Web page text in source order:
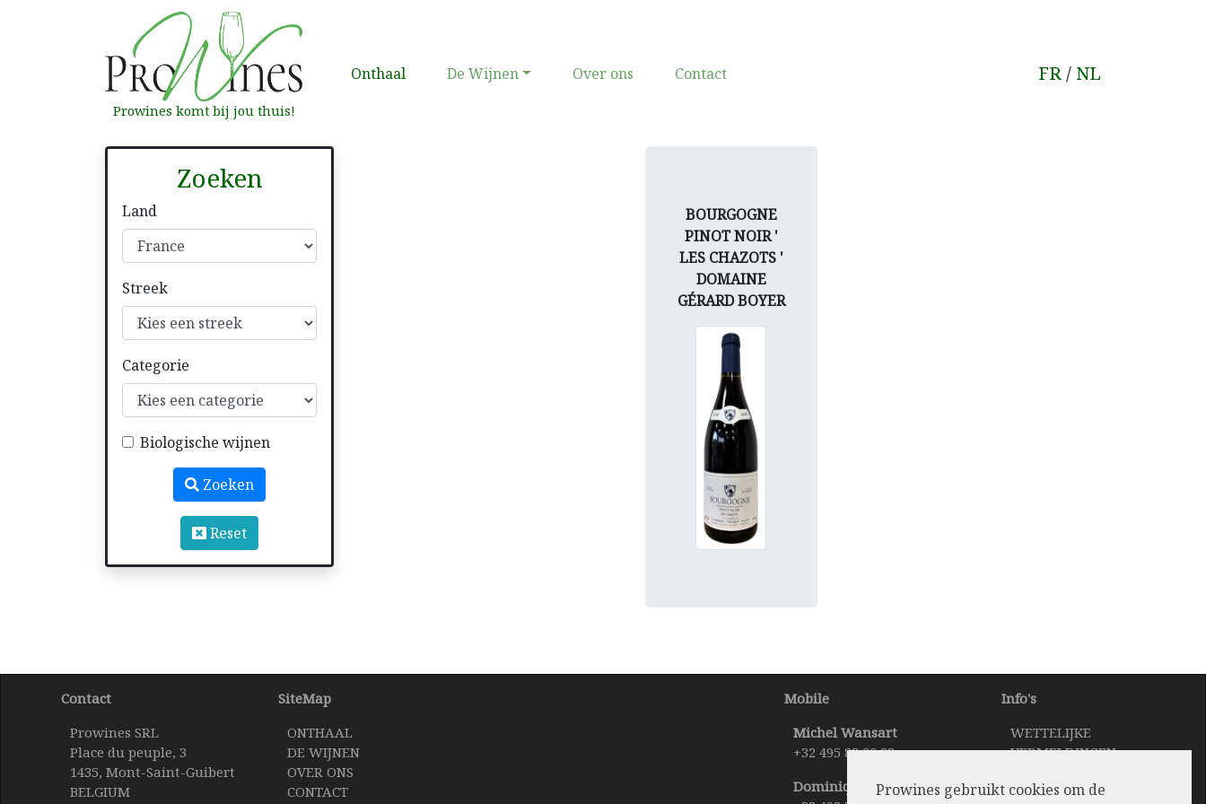
Prowines gebruikt cookies om de
Prowines komt bij jou thuis!
Onthaal (current)De Wijnen Over ons Contact FR/ NL
Zoeken
Land
Streek
Categorie
Biologische wijnen
Zoeken
Reset
BOURGOGNE
PINOT NOIR '
LES CHAZOTS '
DOMAINE
GÉRARD BOYER
Contact
Prowines SRL
Place du peuple, 3
1435, Mont-Saint-Guibert
BELGIUM
SiteMap
ONTHAAL
DE WIJNEN
OVER ONS
CONTACT
Mobile
Michel Wansart
+32 495 82 06 82
Dominique Bertholet
Info's
WETTELIJKE
VERMELDINGEN